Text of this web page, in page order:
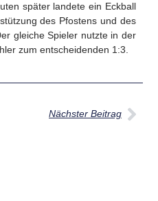
später landete ein Eckball
des Pfostens und des
gleiche Spieler nutzte in der
zum entscheidenden 1:3.
Nächster Beitrag